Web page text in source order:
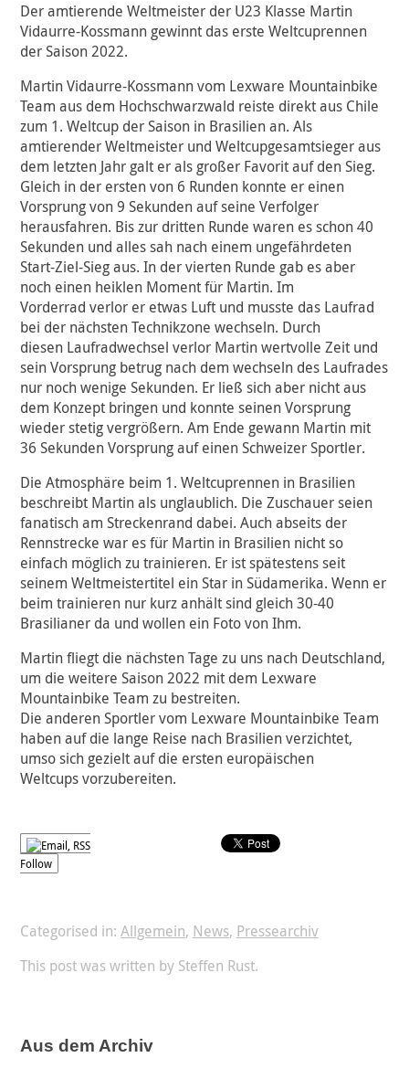
Der amtierende Weltmeister der U23 Klasse Martin
Vidaurre-Kossmann gewinnt das erste Weltcuprennen
der Saison 2022.
Martin Vidaurre-Kossmann vom Lexware Mountainbike
Team aus dem Hochschwarzwald reiste direkt aus Chile
zum 1. Weltcup der Saison in Brasilien an. Als
amtierender Weltmeister und Weltcupgesamtsieger aus
dem letzten Jahr galt er als großer Favorit auf den Sieg.
Gleich in der ersten von 6 Runden konnte er einen
Vorsprung von 9 Sekunden auf seine Verfolger
herausfahren. Bis zur dritten Runde waren es schon 40
Sekunden und alles sah nach einem ungefährdeten
Start-Ziel-Sieg aus. In der vierten Runde gab es aber
noch einen heiklen Moment für Martin. Im
Vorderrad verlor er etwas Luft und musste das Laufrad
bei der nächsten Technikzone wechseln. Durch
diesen Laufradwechsel verlor Martin wertvolle Zeit und
sein Vorsprung betrug nach dem wechseln des Laufrades
nur noch wenige Sekunden. Er ließ sich aber nicht aus
dem Konzept bringen und konnte seinen Vorsprung
wieder stetig vergrößern. Am Ende gewann Martin mit
36 Sekunden Vorsprung auf einen Schweizer Sportler.
Die Atmosphäre beim 1. Weltcuprennen in Brasilien
beschreibt Martin als unglaublich. Die Zuschauer seien
fanatisch am Streckenrand dabei. Auch abseits der
Rennstrecke war es für Martin in Brasilien nicht so
einfach möglich zu trainieren. Er ist spätestens seit
seinem Weltmeistertitel ein Star in Südamerika. Wenn er
beim trainieren nur kurz anhält sind gleich 30-40
Brasilianer da und wollen ein Foto von Ihm.
Martin fliegt die nächsten Tage zu uns nach Deutschland,
um die weitere Saison 2022 mit dem Lexware
Mountainbike Team zu bestreiten.
Die anderen Sportler vom Lexware Mountainbike Team
haben auf die lange Reise nach Brasilien verzichtet,
umso sich gezielt auf die ersten europäischen
Weltcups vorzubereiten.
Follow
Categorised in: Allgemein, News, Pressearchiv
This post was written by Steffen Rust.
Aus dem Archiv